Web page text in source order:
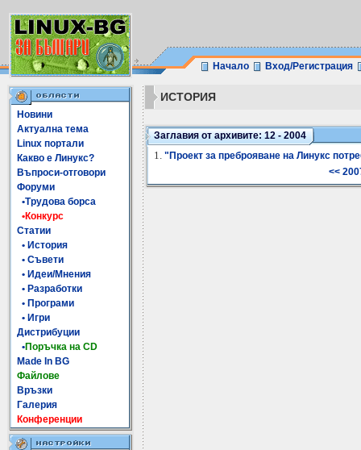
Начало Вход/Регистрация
Новини
Актуална тема
Linux портали
Какво е Линукс?
Въпроси-отговори
Форуми
•Трудова борса
•Конкурс
Статии
• История
• Съвети
• Идеи/Мнения
• Разработки
• Програми
• Игри
Дистрибуции
•Поръчка на CD
Made In BG
Файлове
Връзки
Галерия
Конференции
ИСТОРИЯ
Заглавия от архивите: 12 - 2004
1. "Проект за преброяване на Линукс
<<